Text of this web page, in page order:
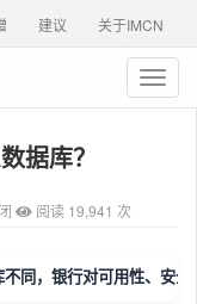
关于IMCN
建议
T
o
据库？
阅读 19,941 次
同，银行对可用性、安